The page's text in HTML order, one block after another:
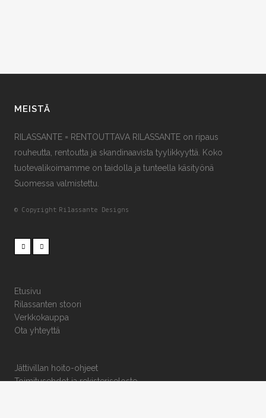
MEISTÄ
RILASSANTE = RENTOUTTAVA RILASSANTE on ripaus
rouheutta, rentoutta ja skandinaavista tyylikkyyttä. Koko
tuotevalikoimamme on taidolla ja tunteella käsityönä
Suomessa valmistettu.
© Copyright Rilassante Designs
Etusivu
Rilassanten stoori
Verkkokauppa
Ota yhteyttä
Jättivillan hoito-ohjeet
Toimitusehdot ja rekisteriseloste